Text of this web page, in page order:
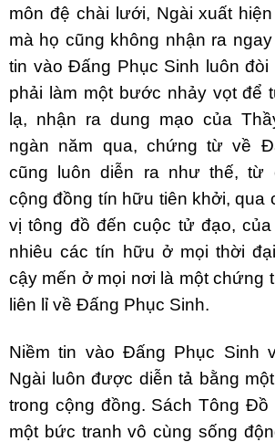
môn đệ chài lưới, Ngài xuất
mà họ cũng không nhận ra
tin vào Ðấng Phục Sinh luôn đòi
phải làm một bước nhảy vọt để
lạ, nhận ra dung mạo của
ngàn năm qua, chứng từ về
cũng luôn diễn ra như thế, từ
cộng đồng tín hữu tiên khởi, qua
vị tông đồ đến cuộc tử đạo,
nhiêu các tín hữu ở mọi thời
cậy mến ở mọi nơi là một chứng
liên lỉ về Ðấng Phục Sinh.
Niềm tin vào Ðấng Phục Sinh
Ngài luôn được diễn tả bằng
trong cộng đồng. Sách Tông Ðồ
một bức tranh vô cùng sống